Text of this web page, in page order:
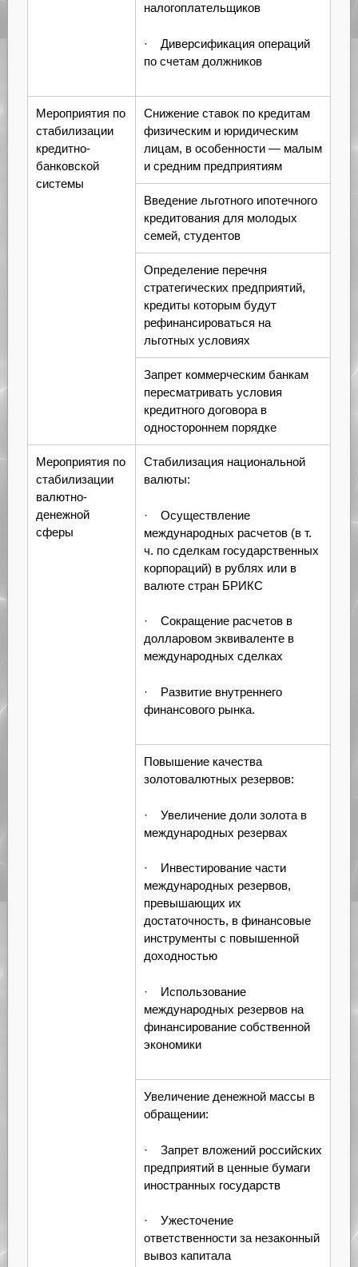
налогоплательщиков
· Диверсификация операций
по счетам должников
Мероприятия по
стабилизации
кредитно-
банковской
системы
Снижение ставок по кредитам
физическим и юридическим
лицам, в особенности — малым
и средним предприятиям
Введение льготного ипотечного
кредитования для молодых
семей, студентов
Определение перечня
стратегических предприятий,
кредиты которым будут
рефинансироваться на
льготных условиях
Запрет коммерческим банкам
пересматривать условия
кредитного договора в
одностороннем порядке
Мероприятия по
стабилизации
валютно-
денежной
сферы
Стабилизация национальной
валюты:
· Осуществление
международных расчетов (в т.
ч. по сделкам государственных
корпораций) в рублях или в
валюте стран БРИКС
· Сокращение расчетов в
долларовом эквиваленте в
международных сделках
· Развитие внутреннего
финансового рынка.
Повышение качества
золотовалютных резервов:
· Увеличение доли золота в
международных резервах
· Инвестирование части
международных резервов,
превышающих их
достаточность, в финансовые
инструменты с повышенной
доходностью
· Использование
международных резервов на
финансирование собственной
экономики
Увеличение денежной массы в
обращении:
· Запрет вложений российских
предприятий в ценные бумаги
иностранных государств
· Ужесточение
ответственности за незаконный
вывоз капитала